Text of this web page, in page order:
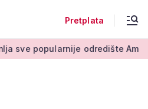
Pretplata
popularnije odredište